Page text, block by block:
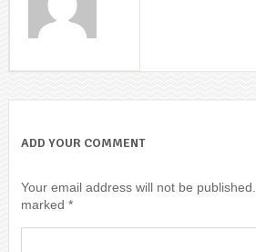
ADD YOUR COMMENT
Your email address will not be published.
marked *